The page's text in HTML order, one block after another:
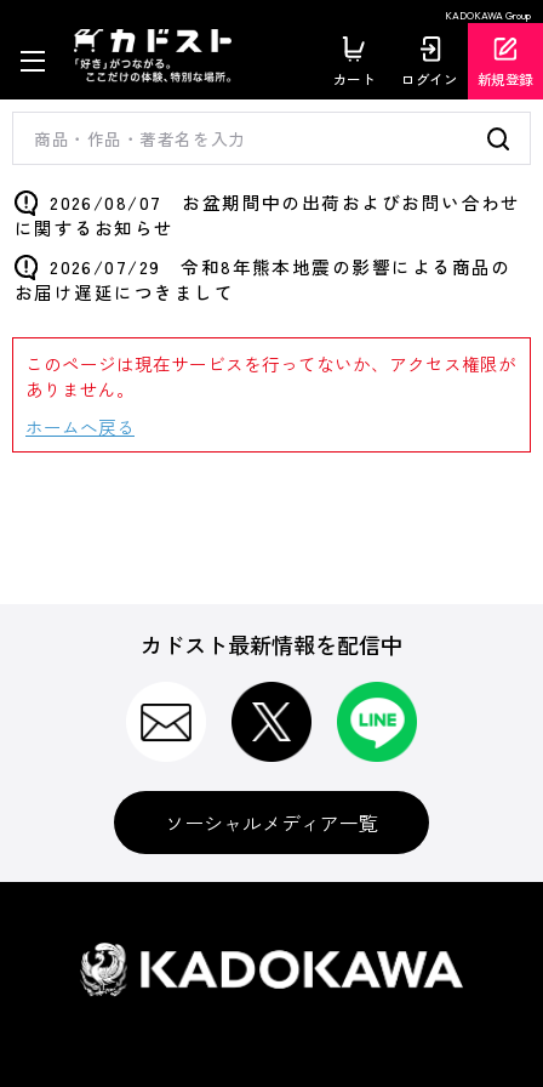
KADOKAWA Group
カート ログイン 新規登録
2026/08/07 お盆期間中の出荷およびお問い合わせ
に関するお知らせ
2026/07/29 令和8年熊本地震の影響による商品の
お届け遅延につきまして
このページは現在サービスを行ってないか、アクセス権限が
ありません。
ホームへ戻る
カドスト最新情報を配信中
ソーシャルメディア一覧